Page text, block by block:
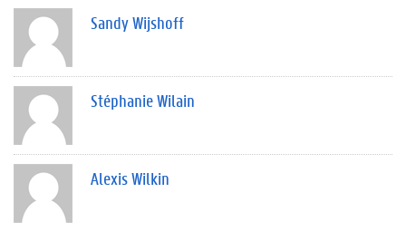
Sandy Wijshoff
Stéphanie Wilain
Alexis Wilkin